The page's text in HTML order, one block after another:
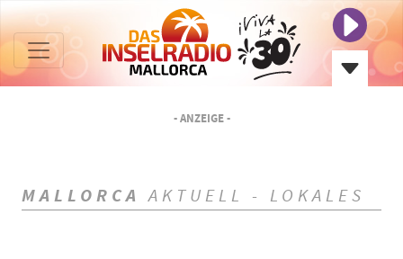
- ANZEIGE -
MALLORCA AKTUELL - LOKALES